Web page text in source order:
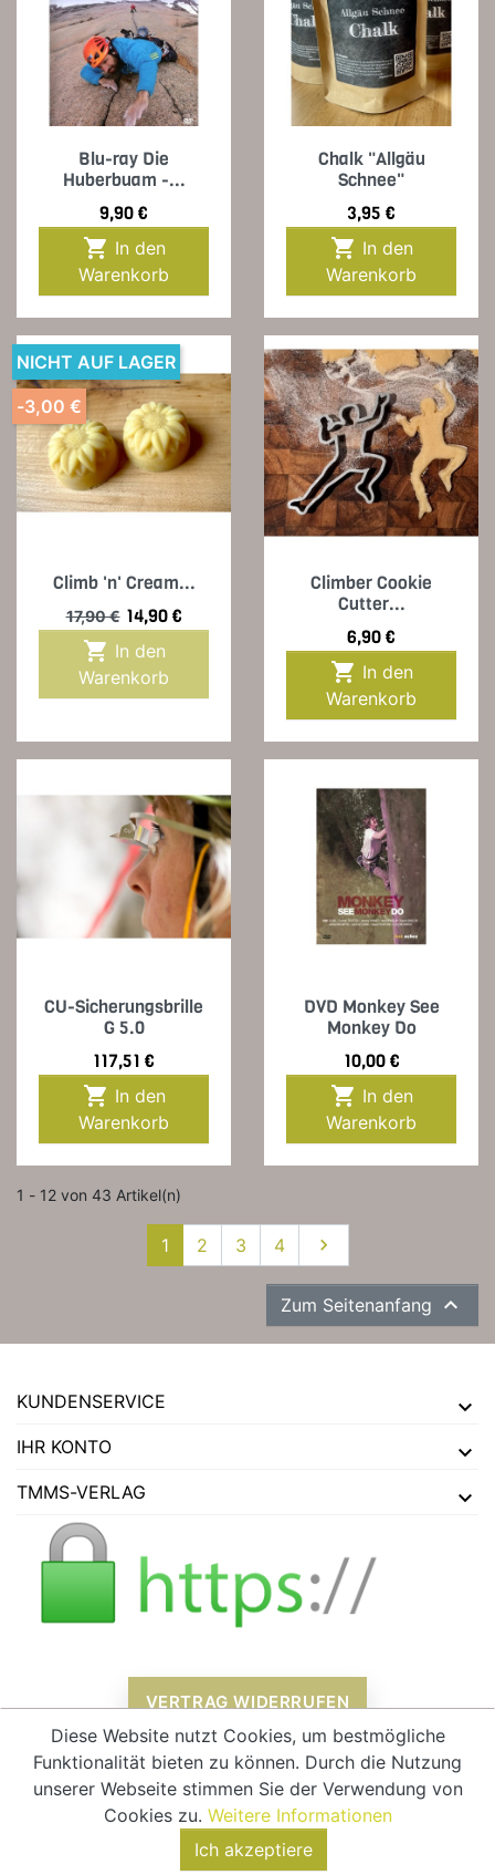
Blu-ray Die
Huberbuam -...
Preis
9,90 €

Warenkorb
Chalk "Allgäu
Schnee"
Preis
3,95 €

Warenkorb
Climb 'n' Cream...
Verkaufspreis
17,90 € Preis
14,90 €

Warenkorb
NICHT AUF LAGER
-3,00 €
Climber Cookie
Cutter...
Preis
6,90 €

Warenkorb
CU-Sicherungsbrille
G 5.0
Preis
117,51 €

Warenkorb
DVD Monkey See
Monkey Do
Preis
10,00 €

Warenkorb
1 - 12 von 43 Artikel(n)
1 2 3 4 Weiter

Zum Seitenanfang 
KUNDENSERVICE
IHR KONTO
TMMS-VERLAG
VERTRAG WIDERRUFEN
Alle Preise verstehen sich inklusive Mehrwertsteuer und zzgl.
Versandkosten
© 2026 - tmms-verlag
Diese Website nutzt Cookies, um bestmögliche
Funktionalität bieten zu können. Durch die Nutzung
unserer Webseite stimmen Sie der Verwendung von
Cookies zu. Weitere Informationen
Ich akzeptiere